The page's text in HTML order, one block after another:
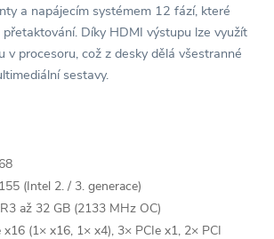
a napájecím systémem 12 fází, které
Díky HDMI výstupu lze využít
v procesoru, což z desky dělá všestranné
sestavy.
(Intel 2. / 3. generace)
až 32 GB (2133 MHz OC)
x16 (1× x16, 1× x4), 3× PCIe x1, 2× PCI